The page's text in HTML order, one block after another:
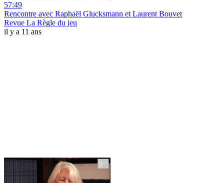
57:49
Rencontre avec Raphaël Glucksmann et Laurent Bouvet
Revue La Règle du jeu
il y a 11 ans